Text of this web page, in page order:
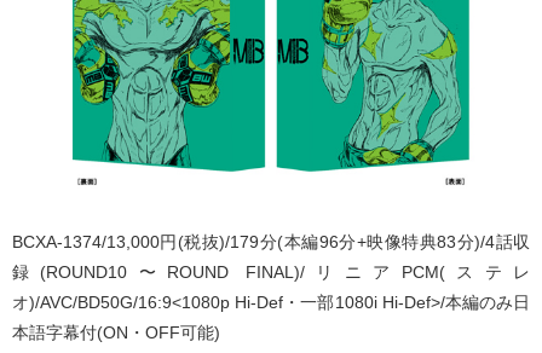
BCXA-1374/13,000円(税抜)/179分(本編96分+映像特典83分)/4話収
録(ROUND10〜ROUND FINAL)/リニアPCM(ステレ
オ)/AVC/BD50G/16:9<1080p Hi-Def・一部1080i Hi-Def>/本編のみ日
本語字幕付(ON・OFF可能)